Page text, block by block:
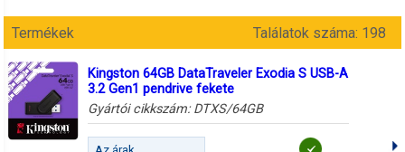
Termékek Találatok száma: 198
Kingston 64GB DataTraveler Exodia S USB-A
3.2 Gen1 pendrive fekete
Gyártói cikkszám: DTXS/64GB